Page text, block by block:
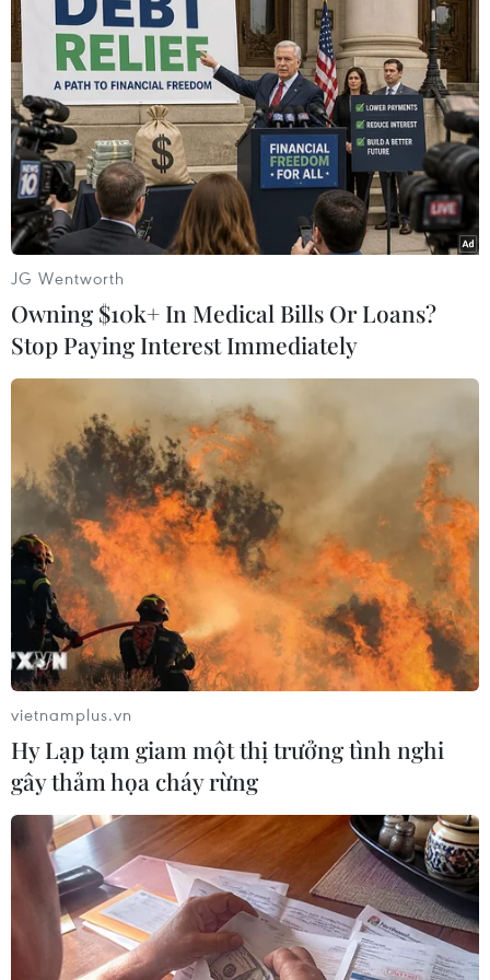
niêm yết thành xe.
Ngoài ra, Hiệp hội Taxi Hà Nội cũng đề nghị
Chính phủ chỉ đạo Bộ Công an làm sớm để siết
chặt hoạt động kinh doanh vận tải; Bộ Giao
thông Vận tải thành lập trung tâm xử lý phân
tích dữ liệu thiết bị giám sát hành trình.
Nhất trí với đề xuất này, ông Trần Hữu Minh,
biển số hay tem đăng kiểm riêng chính là là
thông tin để quản lý, nhận diện phục vụ công
tác quản lý Nhà nước và xử phạt khi vi phạm.
“Giữa Bộ Công an và Bộ Giao thông Vận tải đang
tách ra 2 hướng nhận diện xe kinh doanh vận
tải đó là màu biển số và tem đăng kiểm. Đây
đều là cách tiếp cận, lựa chọn phương án đáp
ứng yêu cầu thực tiễn hiện nay, tuy nhiên lộ
trình và cách thức nhận diện và công nghệ ra
sao thì các cơ quan quản lý phải có sự tính toán
thống nhất,” ông Minh bày tỏ.
Trước đó, Hiệp hội Taxi Hà Nội, Đà Nẵng và
Thành phố Hồ Chí Minh đã kiến nghị Bộ Công
an, Cục Cảnh sát giao thông cấp màu biển số
riêng cho các phương tiện kinh doanh vận tải./.
(Vietnam+)
JG Wentworth
Owning $10k+ In Medical Bills Or Loans?
Stop Paying Interest Immediately
vietnamplus.vn
Hy Lạp tạm giam một thị trưởng tình nghi
gây thảm họa cháy rừng